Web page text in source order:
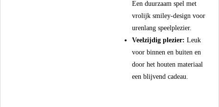
Een duurzaam spel met
vrolijk smiley-design voor
urenlang speelplezier.
Veelzijdig plezier: Leuk
voor binnen en buiten en
door het houten materiaal
een blijvend cadeau.